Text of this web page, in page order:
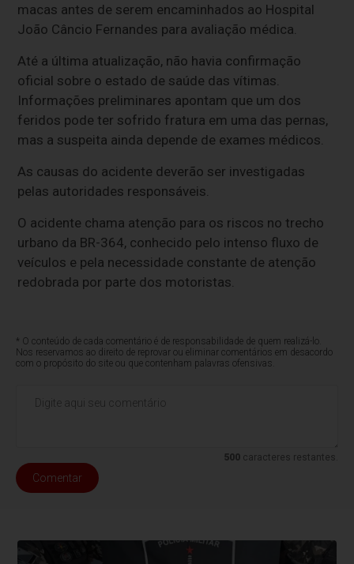
macas antes de serem encaminhados ao Hospital
João Câncio Fernandes para avaliação médica.
Até a última atualização, não havia confirmação
oficial sobre o estado de saúde das vítimas.
Informações preliminares apontam que um dos
feridos pode ter sofrido fratura em uma das pernas,
mas a suspeita ainda depende de exames médicos.
As causas do acidente deverão ser investigadas
pelas autoridades responsáveis.
O acidente chama atenção para os riscos no trecho
urbano da BR-364, conhecido pelo intenso fluxo de
veículos e pela necessidade constante de atenção
redobrada por parte dos motoristas.
* O conteúdo de cada comentário é de responsabilidade de quem realizá-lo.
Nos reservamos ao direito de reprovar ou eliminar comentários em desacordo
com o propósito do site ou que contenham palavras ofensivas.
500caracteres restantes.
Comentar